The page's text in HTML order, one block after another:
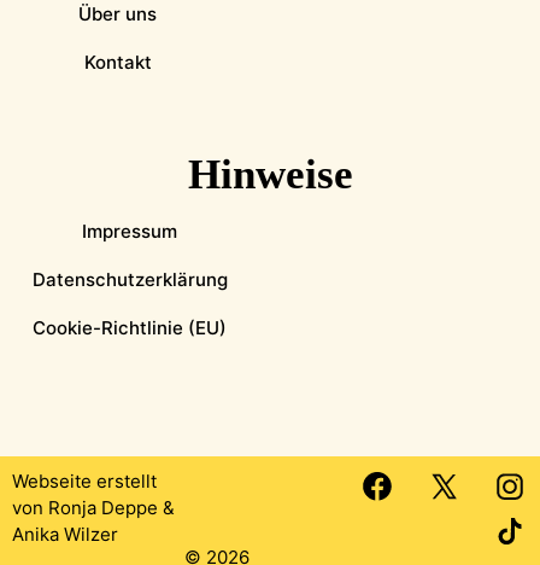
Über uns
Kontakt
Hinweise
Impressum
Datenschutzerklärung
Cookie-Richtlinie (EU)
Webseite erstellt
von Ronja Deppe &
Anika Wilzer
© 2026